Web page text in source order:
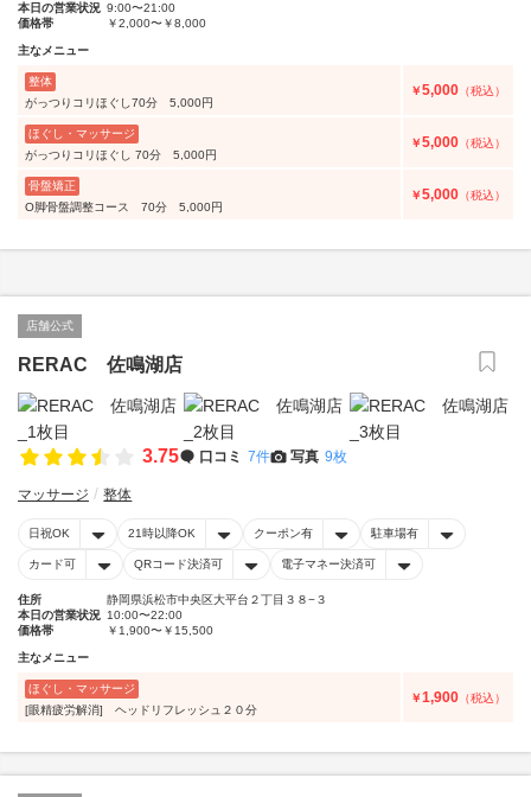
本日の営業状況 9:00〜21:00
価格帯
￥2,000〜￥8,000
主なメニュー
整体
がっつりコリほぐし70分 5,000円
￥5,000 （税込）
ほぐし・マッサージ
がっつりコリほぐし 70分 5,000円
￥5,000 （税込）
骨盤矯正
O脚骨盤調整コース 70分 5,000円
￥5,000 （税込）
店舗公式
RERAC 佐鳴湖店
3.75 口コミ 7件 写真 9枚
マッサージ 整体
日祝OK 21時以降OK クーポン有 駐車場有
カード可 QRコード決済可 電子マネー決済可
住所
静岡県浜松市中央区大平台２丁目３８−３
本日の営業状況 10:00〜22:00
価格帯
￥1,900〜￥15,500
主なメニュー
ほぐし・マッサージ
[眼精疲労解消] ヘッドリフレッシュ２０分
￥1,900 （税込）